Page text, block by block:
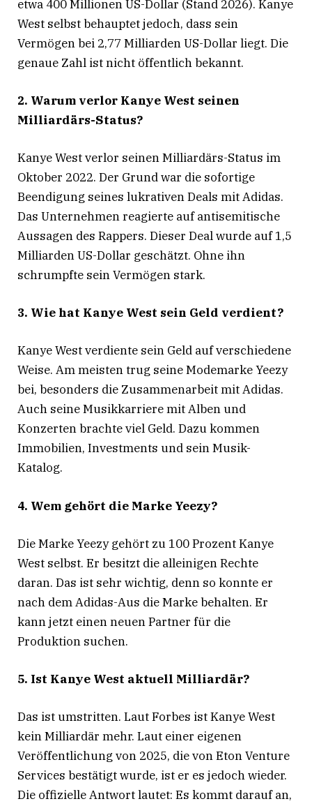
etwa 400 Millionen US-Dollar (Stand 2026). Kanye
West selbst behauptet jedoch, dass sein
Vermögen bei 2,77 Milliarden US-Dollar liegt. Die
genaue Zahl ist nicht öffentlich bekannt.
2. Warum verlor Kanye West seinen
Milliardärs-Status?
Kanye West verlor seinen Milliardärs-Status im
Oktober 2022. Der Grund war die sofortige
Beendigung seines lukrativen Deals mit Adidas.
Das Unternehmen reagierte auf antisemitische
Aussagen des Rappers. Dieser Deal wurde auf 1,5
Milliarden US-Dollar geschätzt. Ohne ihn
schrumpfte sein Vermögen stark.
3. Wie hat Kanye West sein Geld verdient?
Kanye West verdiente sein Geld auf verschiedene
Weise. Am meisten trug seine Modemarke Yeezy
bei, besonders die Zusammenarbeit mit Adidas.
Auch seine Musikkarriere mit Alben und
Konzerten brachte viel Geld. Dazu kommen
Immobilien, Investments und sein Musik-
Katalog.
4. Wem gehört die Marke Yeezy?
Die Marke Yeezy gehört zu 100 Prozent Kanye
West selbst. Er besitzt die alleinigen Rechte
daran. Das ist sehr wichtig, denn so konnte er
nach dem Adidas-Aus die Marke behalten. Er
kann jetzt einen neuen Partner für die
Produktion suchen.
5. Ist Kanye West aktuell Milliardär?
Das ist umstritten. Laut Forbes ist Kanye West
kein Milliardär mehr. Laut einer eigenen
Veröffentlichung von 2025, die von Eton Venture
Services bestätigt wurde, ist er es jedoch wieder.
Die offizielle Antwort lautet: Es kommt darauf an,